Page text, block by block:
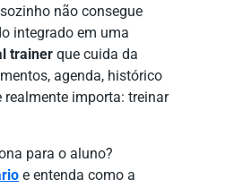
não consegue
integrado em uma
trainer que cuida da
agenda, histórico
importa: treinar
para o aluno?
e entenda como a